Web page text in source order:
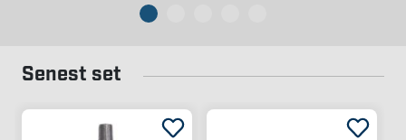
Senest set